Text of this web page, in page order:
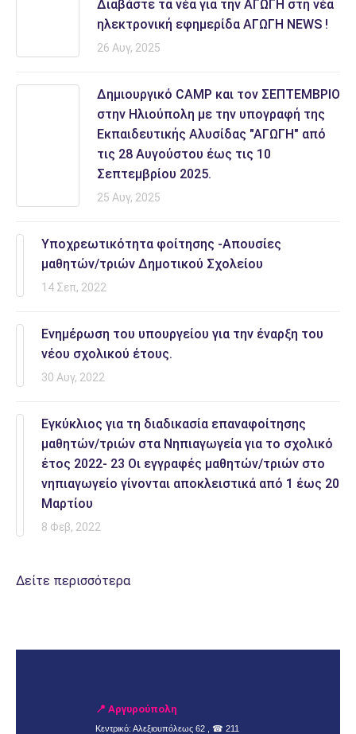
Διαβάστε τα νέα για την ΑΓΩΓΗ στη νέα
ηλεκτρονική εφημερίδα AΓΩΓΗ NEWS !
26 Αυγ, 2025
Δημιουργικό CAMP και τον ΣΕΠΤΕΜΒΡΙΟ
στην Ηλιούπολη με την υπογραφή της
Εκπαιδευτικής Αλυσίδας "ΑΓΩΓΗ" από
τις 28 Αυγούστου έως τις 10
Σεπτεμβρίου 2025.
25 Αυγ, 2025
Υποχρεωτικότητα φοίτησης -Απουσίες
μαθητών/τριών Δημοτικού Σχολείου
14 Σεπ, 2022
Ενημέρωση του υπουργείου για την έναρξη του
νέου σχολικού έτους.
30 Αυγ, 2022
Εγκύκλιος για τη διαδικασία επαναφοίτησης
μαθητών/τριών στα Νηπιαγωγεία για το σχολικό
έτος 2022- 23 Οι εγγραφές μαθητών/τριών στο
νηπιαγωγείο γίνονται αποκλειστικά από 1 έως 20
Μαρτίου
8 Φεβ, 2022
Δείτε περισσότερα
📍 Αργυρούπολη
Κεντρικό: Αλεξιουπόλεως 62 , ☎ 211